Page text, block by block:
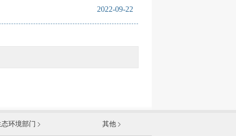
2022-09-22
国家发展和改革委员会
环境部门 其他